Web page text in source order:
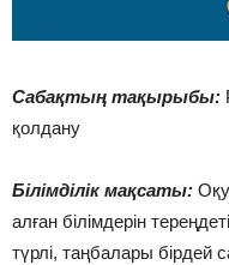
Сабақтың тақырыбы:
қолдану
Білімділік мақсаты:
алған білімдерін
түрлі, таңбалары бірдей